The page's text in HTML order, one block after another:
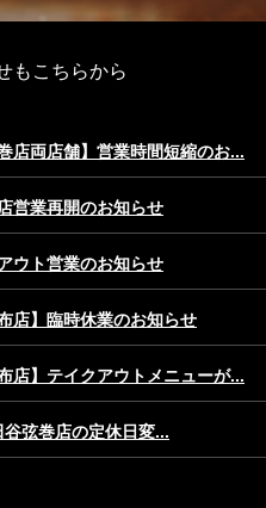
もこちらから
店両店舗】営業時間短縮のお...
営業再開のお知らせ
ウト営業のお知らせ
店】臨時休業のお知らせ
店】テイクアウトメニューが...
弦巻店の定休日変...